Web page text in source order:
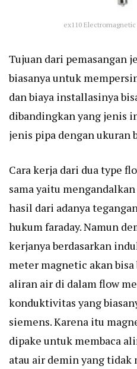
ex110
Tujuan dari pemasangan
biasanya untuk
dan biaya installasinya
dibandingkan yang jenis
jenis pipa dengan ukuran
Cara kerja dari dua type
sama yaitu
hasil dari adanya
hukum faraday. Namun
kerjanya berdasarkan
meter magnetic akan
aliran air di dalam flow
konduktivitas yang
siemens. Karena itu
dipake untuk membaca
atau air demin yang tidak